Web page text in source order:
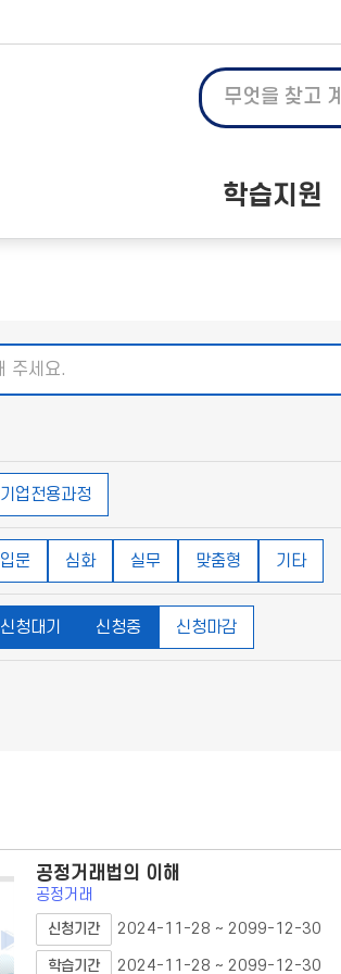
학습지원
기업전용과정
입문 심화 실무 맞춤형 기타
신청대기 신청중 신청마감
공정거래법의 이해
공정거래
신청기간 2024-11-28 ~ 2099-12-30
학습기간 2024-11-28 ~ 2099-12-30